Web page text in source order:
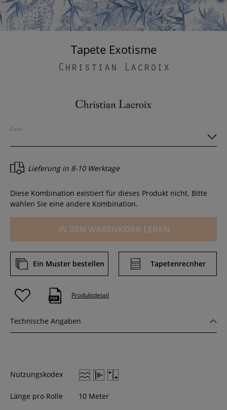
Tapete Exotisme
Christian Lacroix
Color
Lieferung in 8-10 Werktage
Diese Kombination existiert für dieses Produkt nicht. Bitte
wählen Sie eine andere Kombination.
IN DEN WARENKORB LEGEN
Ein Muster bestellen Tapetenrecnher
Produktdetail
Technische Angaben
Nutzungskodex
Länge pro Rolle 10 Meter